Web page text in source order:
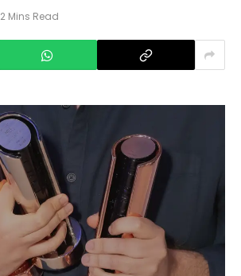
2 Mins Read